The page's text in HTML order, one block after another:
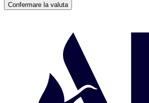
Confermare la valuta